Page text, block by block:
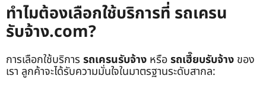
ทำไมต้องเลือกใช้บริการที่ รถเครน
รับจ้าง.com?
การเลือกใช้บริการ รถเครนรับจ้าง หรือรถเฮี๊ยบรับจ้าง ของ
เรา ลูกค้าจะได้รับความมั่นใจในมาตรฐานระดับสากล: